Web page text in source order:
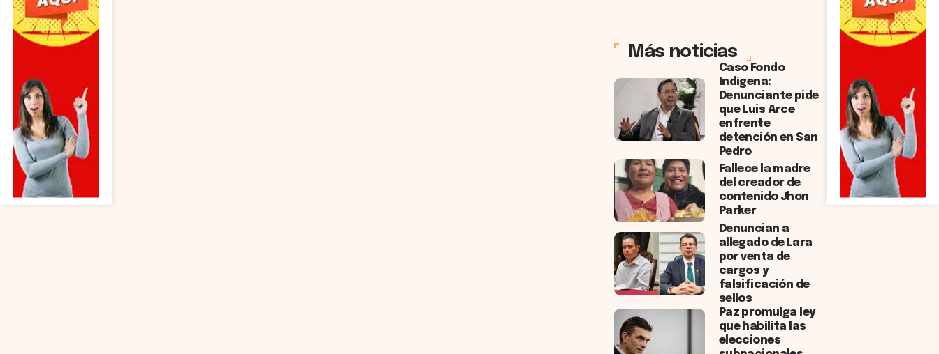
Más noticias
Caso Fondo
Indígena:
Denunciante pide
que Luis Arce
enfrente
detención en San
Pedro
Fallece la madre
del creador de
contenido Jhon
Parker
Denuncian a
allegado de Lara
por venta de
cargos y
falsificación de
sellos
Paz promulga ley
que habilita las
elecciones